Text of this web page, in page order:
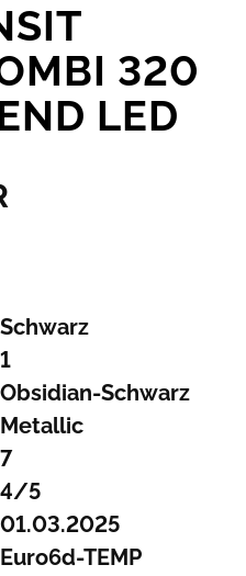
320
LED
Schwarz
1
Obsidian-Schwarz
Metallic
7
4/5
01.03.2025
Euro6d-TEMP